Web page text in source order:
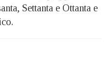
Settanta e Ottanta e